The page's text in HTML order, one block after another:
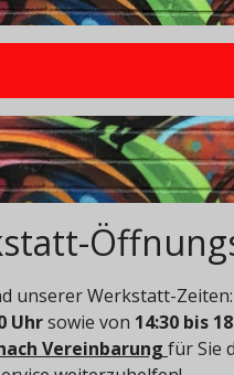
unserer Werkstatt-Zeiten:
Uhrsowie von 14:30 bis
Vereinbarung für Sie